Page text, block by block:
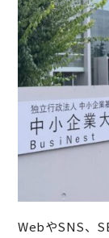
WebやSNS、